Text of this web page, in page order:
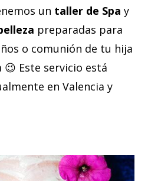
un taller de Spa y
preparadas para
o comunión de tu hija
😉 Este servicio está
en Valencia y